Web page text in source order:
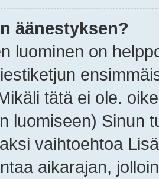
äänestyksen?
luominen on
tätä ei ole.
luomiseen) Sinun
vaihtoehtoa
aikarajan,